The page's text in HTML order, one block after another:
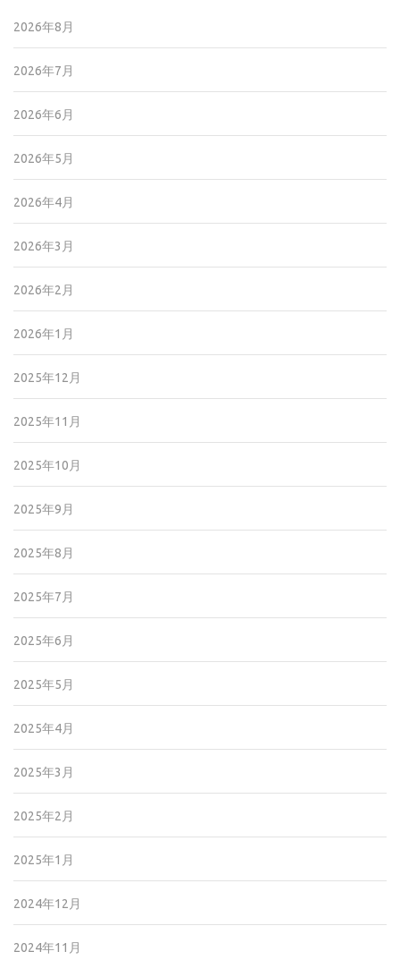
2026年8月
2026年7月
2026年6月
2026年5月
2026年4月
2026年3月
2026年2月
2026年1月
2025年12月
2025年11月
2025年10月
2025年9月
2025年8月
2025年7月
2025年6月
2025年5月
2025年4月
2025年3月
2025年2月
2025年1月
2024年12月
2024年11月